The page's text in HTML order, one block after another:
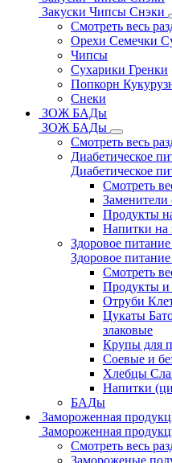
Закуски Чипсы Снэки
Смотреть весь
Орехи Семечки
Чипсы
Сухарики Гренки
Попкорн
Снеки
ЗОЖ БАДы
ЗОЖ БАДы
Смотреть весь
Диабетическое
Диабетическое
Смотреть
Заменители
Продукты
Напитки на
Здоровое
Здоровое
Смотреть
Продукты и
Отруби
Цукаты
злаковые
Крупы для
Соевые и
Хлебцы
Напитки
БАДы
Замороженная
Замороженная
Смотреть весь
Замороженые